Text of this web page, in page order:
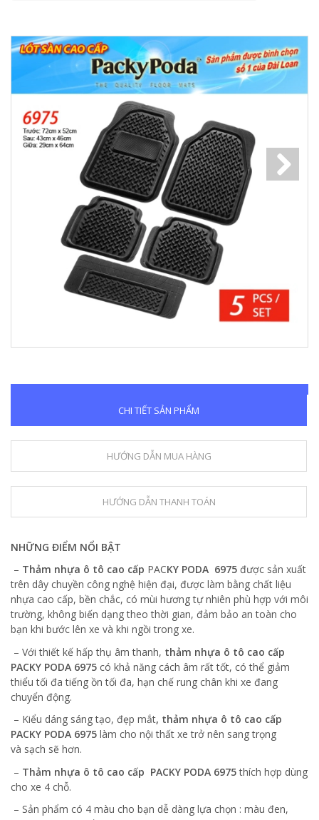
CHI TIẾT SẢN PHẨM
HƯỚNG DẪN MUA HÀNG
HƯỚNG DẪN THANH TOÁN
NHỮNG ĐIỂM NỔI BẬT
– Thảm nhựa ô tô cao cấp PACKY PODA 6975 được sản xuất
trên dây chuyền công nghệ hiện đại, được làm bằng chất liệu
nhựa cao cấp, bền chắc, có mùi hương tự nhiên phù hợp với môi
trường, không biến dạng theo thời gian, đảm bảo an toàn cho
bạn khi bước lên xe và khi ngồi trong xe.
– Với thiết kế hấp thụ âm thanh, thảm nhựa ô tô cao cấp
PACKY PODA 6975 có khả năng cách âm rất tốt, có thể giảm
thiểu tối đa tiếng ồn tối đa, hạn chế rung chân khi xe đang
chuyển động.
– Kiểu dáng sáng tạo, đẹp mắt, thảm nhựa ô tô cao cấp
PACKY PODA 6975 làm cho nội thất xe trở nên sang trọng
và sạch sẽ hơn.
– Thảm nhựa ô tô cao cấp PACKY PODA 6975thích hợp dùng
cho xe 4 chỗ.
– Sản phẩm có 4 màu cho bạn dễ dàng lựa chọn : màu đen,